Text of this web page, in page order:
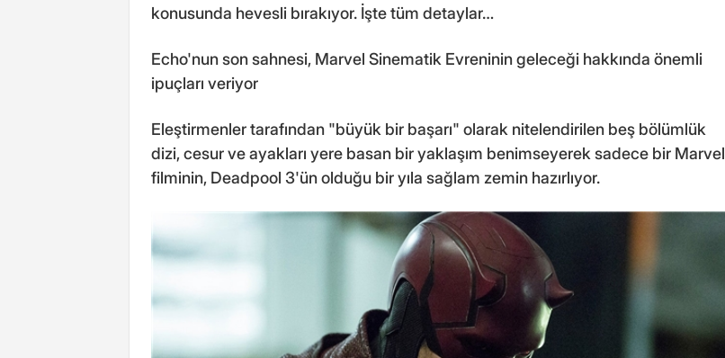
konusunda hevesli bırakıyor. İşte tüm detaylar…
Echo'nun son sahnesi, Marvel Sinematik Evreninin geleceği hakkında önemli
ipuçları veriyor
Eleştirmenler tarafından "büyük bir başarı" olarak nitelendirilen beş bölümlük
dizi, cesur ve ayakları yere basan bir yaklaşım benimseyerek sadece bir Marvel
filminin, Deadpool 3'ün olduğu bir yıla sağlam zemin hazırlıyor.